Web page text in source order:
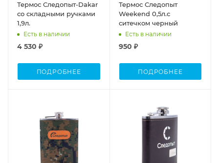
Термос Следопыт-Dakar
со складными ручками
1,9л.
Есть в наличии
4 530 ₽
ПОДРОБНЕЕ
Термос Следопыт
Weekend 0,5л.с
ситечком черный
Есть в наличии
950 ₽
ПОДРОБНЕЕ